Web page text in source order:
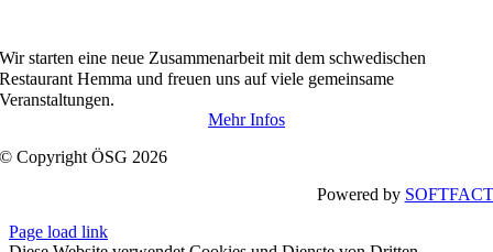
Wir starteneine neue Zusammenarbeit mit dem schwedischen
Restaurant Hemma und freuen uns auf viele gemeinsame
Veranstaltungen.
Mehr Infos
© Copyright ÖSG 2026
Powered by SOFTFACT
Page load link